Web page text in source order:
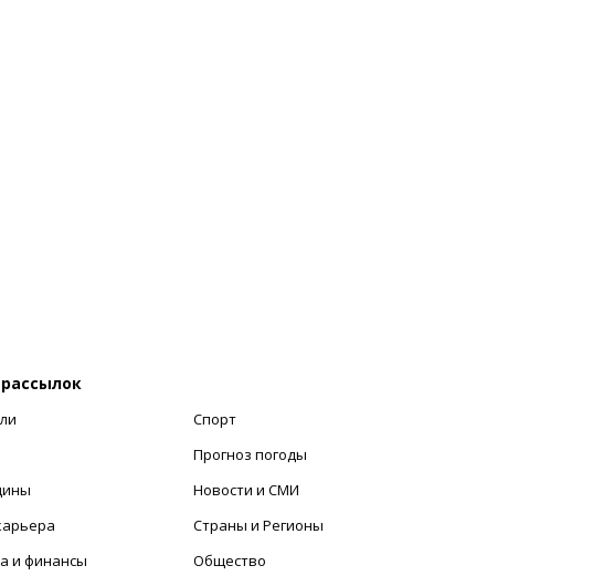
и финансы
Спорт
Прогноз погоды
Новости и СМИ
Страны и Регионы
Общество